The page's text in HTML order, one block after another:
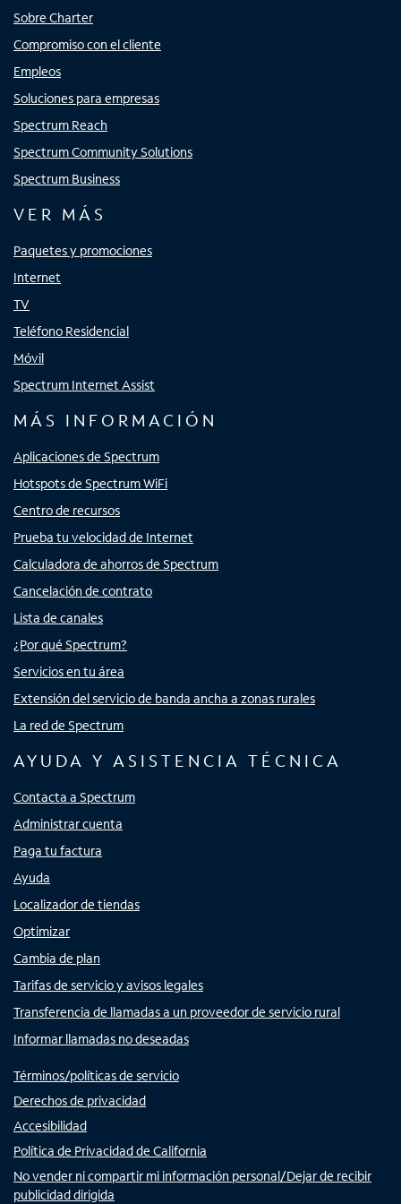
Sobre Charter
Compromiso con el cliente
Empleos
Soluciones para empresas
Spectrum Reach
Spectrum Community Solutions
Spectrum Business
VER MÁS
Paquetes y promociones
Internet
TV
Teléfono Residencial
Móvil
Spectrum Internet Assist
MÁS INFORMACIÓN
Aplicaciones de Spectrum
Hotspots de Spectrum WiFi
Centro de recursos
Prueba tu velocidad de Internet
Calculadora de ahorros de Spectrum
Cancelación de contrato
Lista de canales
¿Por qué Spectrum?
Servicios en tu área
Extensión del servicio de banda ancha a zonas rurales
La red de Spectrum
AYUDA Y ASISTENCIA TÉCNICA
Contacta a Spectrum
Administrar cuenta
Paga tu factura
Ayuda
Localizador de tiendas
Optimizar
Cambia de plan
Tarifas de servicio y avisos legales
Transferencia de llamadas a un proveedor de servicio rural
Informar llamadas no deseadas
Términos/políticas de servicio
Derechos de privacidad
Accesibilidad
Política de Privacidad de California
No vender ni compartir mi información personal/Dejar de recibir
publicidad dirigida